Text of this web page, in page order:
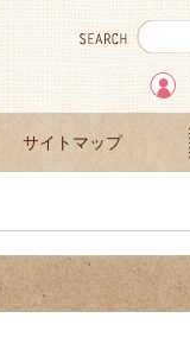
サイトマップ